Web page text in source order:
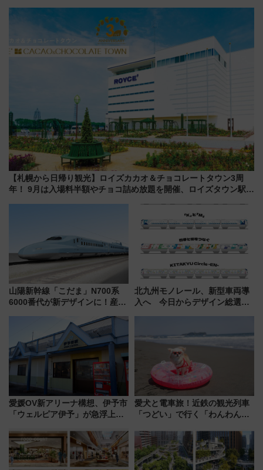
【札幌から日帰り観光】ロイズカカオ＆チョコレートタウン3周
年！ 9月は入場料半額やチョコ詰め放題を開催、ロイズタウン駅か
山陽新幹線「こだま」N700系
6000番代が新デザインに！産学
北九州モノレール、新型車両導
入へ 今日からデザイン総選挙
愛媛OV新アリーナ構想、伊予市
「ウェルピア伊予」が急浮上！
で探る鉄道アクセスの未来
愛犬と電車旅！近鉄の観光列車
「つどい」で行く「わんわん列
める日帰りツアー